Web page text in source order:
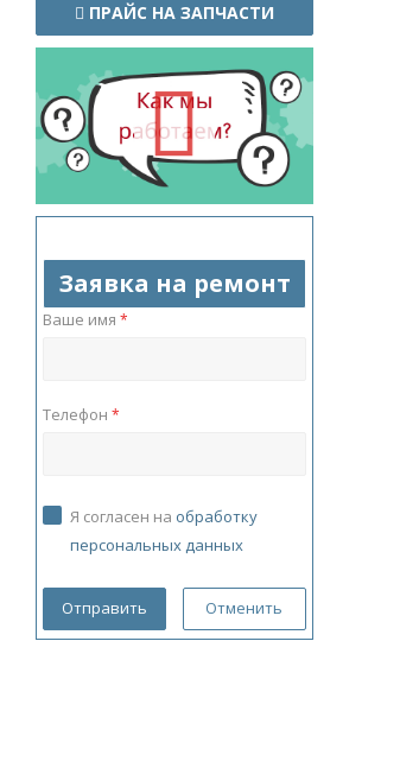
ПРАЙС НА ЗАПЧАСТИ
Заявка на ремонт
Ваше имя *
Телефон *
Я согласен на обработку
персональных данных
Отменить